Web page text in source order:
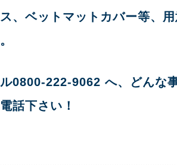
、ベットマットカバー等、
0800-222-9062 へ、どんな
話下さい！